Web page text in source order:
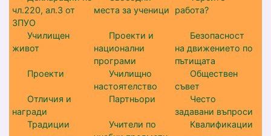
чл.220, ал.3 от
ЗПУО
места за ученици
работа?
Училищен
живот
Проекти и
национални
програми
Безопасност
на движението по
пътищата
Проекти
Училищно
настоятелство
Обществен
съвет
Отличия и
награди
Партньори
Често
задавани въпроси
Традиции
Учители по
Квалификации